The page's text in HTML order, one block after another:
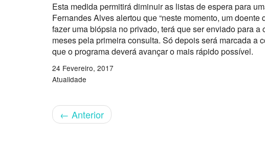
Esta medida permitirá diminuir as listas de espera para
Fernandes Alves alertou que “neste momento, um
fazer uma biópsia no privado, terá que ser enviado para
meses pela primeira consulta. Só depois será marcada a
que o programa deverá avançar o mais rápido possível.
24 Fevereiro, 2017
Atualidade
← Anterior